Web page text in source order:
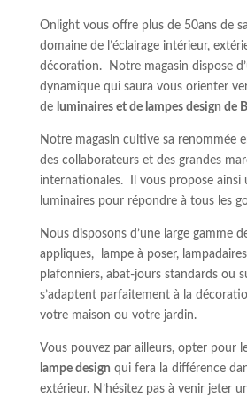
Onlight vous offre plus de 50ans de
domaine de l’éclairage intérieur,
décoration. Notre magasin dispose
dynamique qui saura vous orienter
de luminaires et de lampes design de
Notre magasin cultive sa renommée
des collaborateurs et des grandes
internationales. Il vous propose ainsi
luminaires pour répondre à tous les
Nous disposons d’une large gamme
appliques, lampe à poser,
plafonniers, abat-jours standards ou
s’adaptent parfaitement à la
votre maison ou votre jardin.
Vous pouvez par ailleurs, opter pour
lampe design qui fera la différence
extérieur. N’hésitez pas à venir jeter